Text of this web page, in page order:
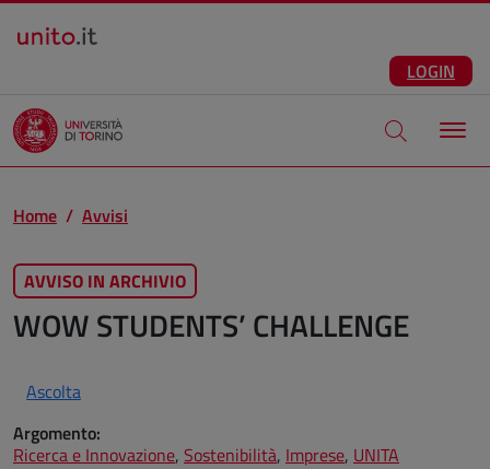
Salta al contenuto principale
LOGIN
Apri modale
Home Avvisi
AVVISO IN ARCHIVIO
WOW STUDENTS’ CHALLENGE
Ascolta
Argomento:
Ricerca e Innovazione, Sostenibilità, Imprese, UNITA